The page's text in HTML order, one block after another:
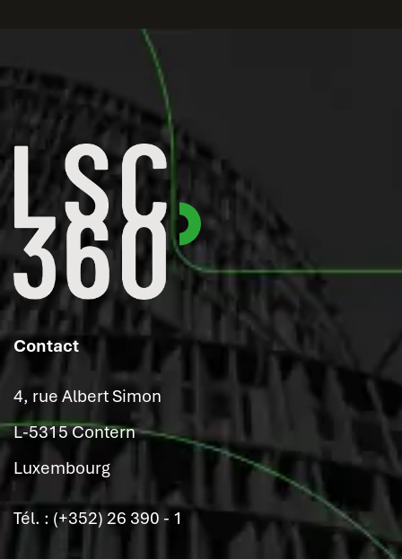
Contact
4, rue Albert Simon
L-5315 Contern
Luxembourg
Tél. : (+352) 26 390 - 1